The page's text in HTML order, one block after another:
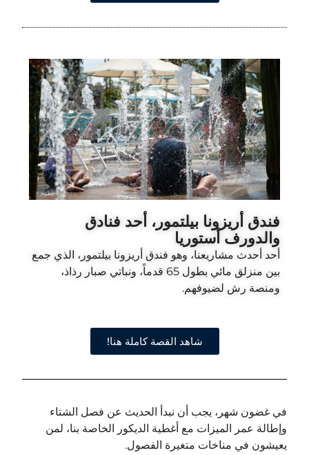
فندق أريزونا بيلتمور، أحد فنادق
والدورف أستوريا
أحد أحدث مشاريعنا، وهو فندق أريزونا بيلتمور، الذي جمع
بين منزلق مائي بطول 65 قدماً، ونباتي صبار رذاذ،
ومنصة رش لضيوفهم.
شاهد القصة كاملة هنا!
في غضون شهر، يجب أن نبدأ الحديث عن فصل الشتاء
وإطالة عمر الميزات مع أغطية الديكور الخاصة بنا، لمن
يعيشون في مناخات متغيرة الفصول.